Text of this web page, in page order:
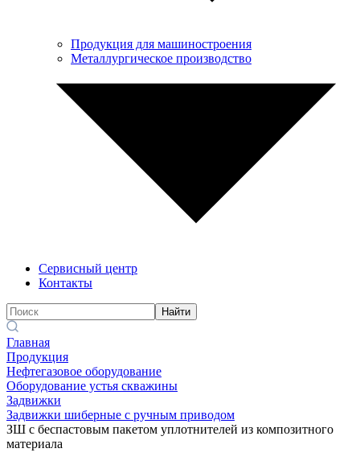
Продукция для машиностроения
Металлургическое производство
Сервисный центр
Контакты
Найти
Главная
Продукция
Нефтегазовое оборудование
Оборудование устья скважины
Задвижки
Задвижки шиберные с ручным приводом
ЗШ с беспастовым пакетом уплотнителей из композитного
материала